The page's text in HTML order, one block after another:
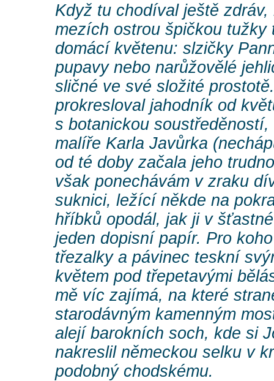
Když tu chodíval ještě
mezích ostrou špičkou tužky
domácí květenu: slzičky
pupavy nebo narůžovělé
sličné ve své složité
prokresloval jahodník od
s botanickou
malíře Karla Javůrka
od té doby začala jeho
však ponechávám v zraku
suknici, ležící někde na
hříbků opodál, jak ji v
jeden dopisní papír. Pro
třezalky a pávinec teskní
květem pod třepetavými
mě víc zajímá, na které
starodávným kamenným
alejí barokních soch, kde si
nakreslil německou selku v
podobný chodskému.